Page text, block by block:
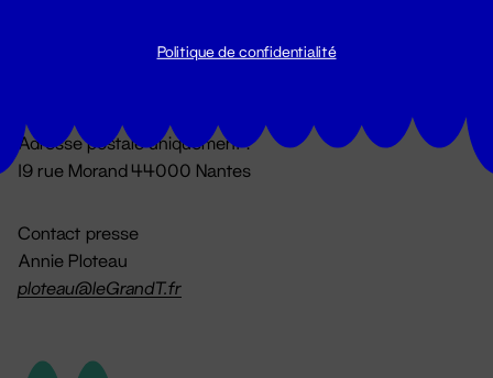
Du lundi au vendredi 14h → 18h
Adresse postale uniquement :
19 rue Morand 44000 Nantes
Contact presse
Annie Ploteau
ploteau@leGrandT.fr
Politique de confidentialité